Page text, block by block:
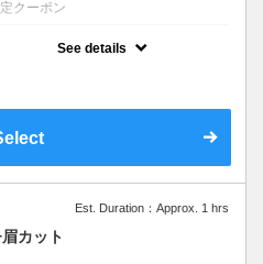
クーポン
を持ったご予約をお願い致します。
See details
Est. Duration：Approx. 1 hrs
眉カット